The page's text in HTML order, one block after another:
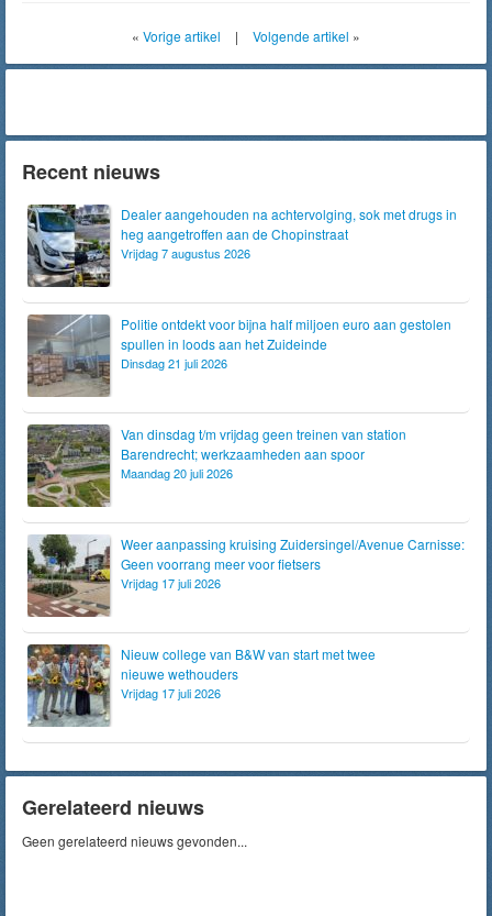
« Vorige artikel | Volgende artikel »
Recent nieuws
Dealer aangehouden na achtervolging, sok met drugs in
heg aangetroffen aan de Chopinstraat
Vrijdag 7 augustus 2026
Politie ontdekt voor bijna half miljoen euro aan gestolen
spullen in loods aan het Zuideinde
Dinsdag 21 juli 2026
Van dinsdag t/m vrijdag geen treinen van station
Barendrecht; werkzaamheden aan spoor
Maandag 20 juli 2026
Weer aanpassing kruising Zuidersingel/Avenue Carnisse:
Geen voorrang meer voor fietsers
Vrijdag 17 juli 2026
Nieuw college van B&W van start met twee
nieuwe wethouders
Vrijdag 17 juli 2026
Gerelateerd nieuws
Geen gerelateerd nieuws gevonden...